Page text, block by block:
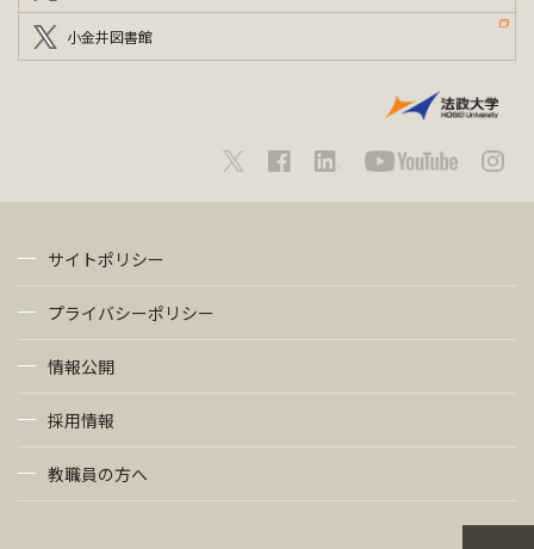
小金井図書館
サイトポリシー
プライバシーポリシー
情報公開
採用情報
教職員の方へ